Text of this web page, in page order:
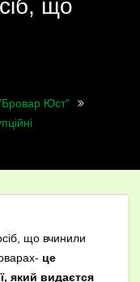
що
Юст"
що вчинили
це
який видаєтся